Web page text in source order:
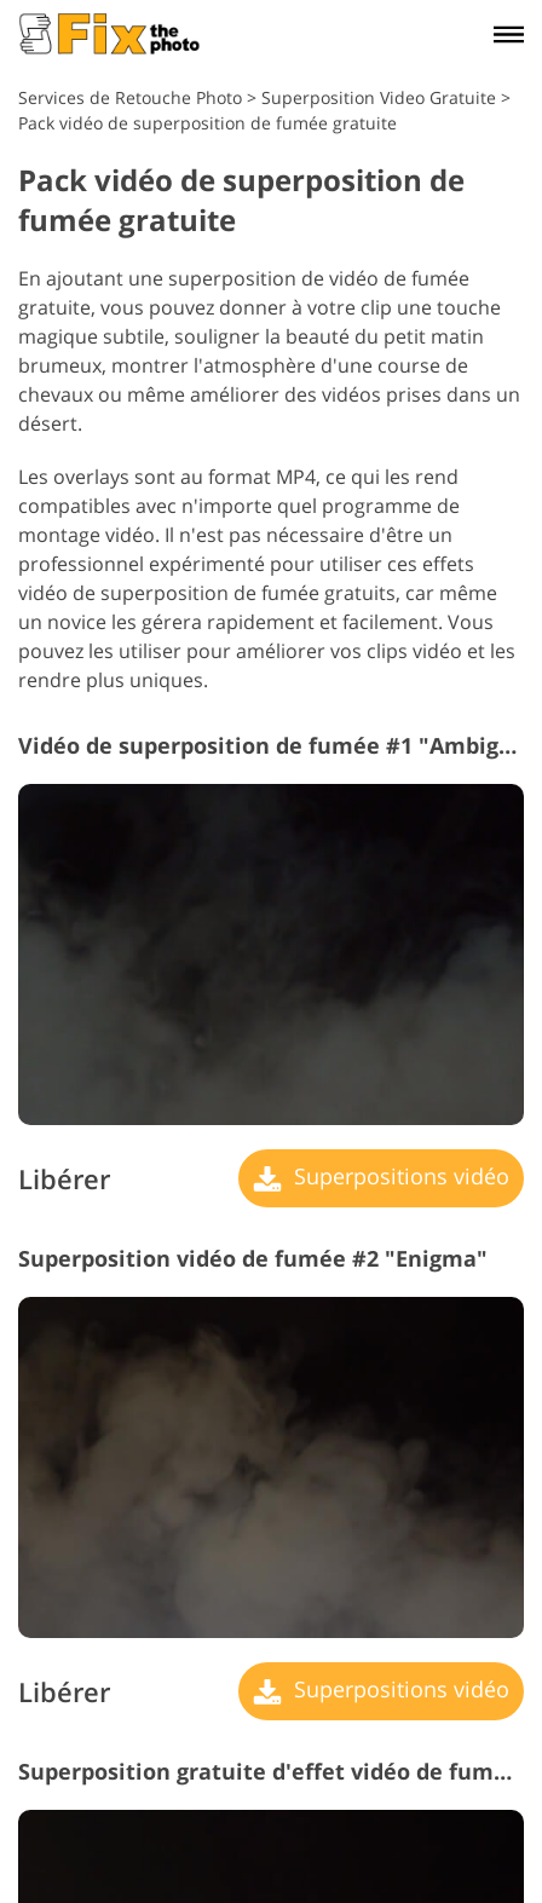
Services de Retouche Photo > Superposition Video Gratuite >
Pack vidéo de superposition de fumée gratuite
Pack vidéo de superposition de
fumée gratuite
En ajoutant une superposition de vidéo de fumée
gratuite, vous pouvez donner à votre clip une touche
magique subtile, souligner la beauté du petit matin
brumeux, montrer l'atmosphère d'une course de
chevaux ou même améliorer des vidéos prises dans un
désert.
Les overlays sont au format MP4, ce qui les rend
compatibles avec n'importe quel programme de
montage vidéo. Il n'est pas nécessaire d'être un
professionnel expérimenté pour utiliser ces effets
vidéo de superposition de fumée gratuits, car même
un novice les gérera rapidement et facilement. Vous
pouvez les utiliser pour améliorer vos clips vidéo et les
rendre plus uniques.
Vidéo de superposition de fumée #1 "Ambiguity"
Libérer Superpositions vidéo
Superposition vidéo de fumée #2 "Enigma"
Libérer Superpositions vidéo
Superposition gratuite d'effet vidéo de fumée #3 "Obscurity"